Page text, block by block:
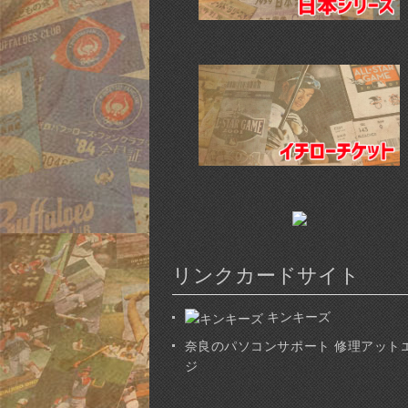
リンクカードサイト
キンキーズ
奈良のパソコンサポート 修理アット
ジ